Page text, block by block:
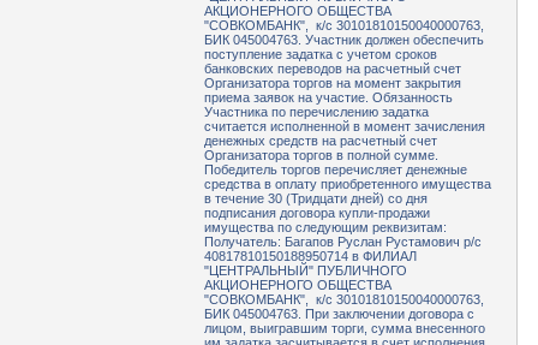
АКЦИОНЕРНОГО ОБЩЕСТВА
"СОВКОМБАНК", к/с 30101810150040000763,
БИК 045004763. Участник должен обеспечить
поступление задатка с учетом сроков
банковских переводов на расчетный счет
Организатора торгов на момент закрытия
приема заявок на участие. Обязанность
Участника по перечислению задатка
считается исполненной в момент зачисления
денежных средств на расчетный счет
Организатора торгов в полной сумме.
Победитель торгов перечисляет денежные
средства в оплату приобретенного имущества
в течение 30 (Тридцати дней) со дня
подписания договора купли-продажи
имущества по следующим реквизитам:
Получатель: Багапов Руслан Рустамович р/с
40817810150188950714 в ФИЛИАЛ
"ЦЕНТРАЛЬНЫЙ" ПУБЛИЧНОГО
АКЦИОНЕРНОГО ОБЩЕСТВА
"СОВКОМБАНК", к/с 30101810150040000763,
БИК 045004763. При заключении договора с
лицом, выигравшим торги, сумма внесенного